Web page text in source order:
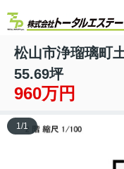
松山市浄瑠璃町
55.69坪
960万円
1/1